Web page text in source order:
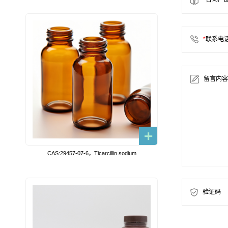
CAS:29457-07-6，Ticarcillin sodium
*联系电
留言内容
验证码